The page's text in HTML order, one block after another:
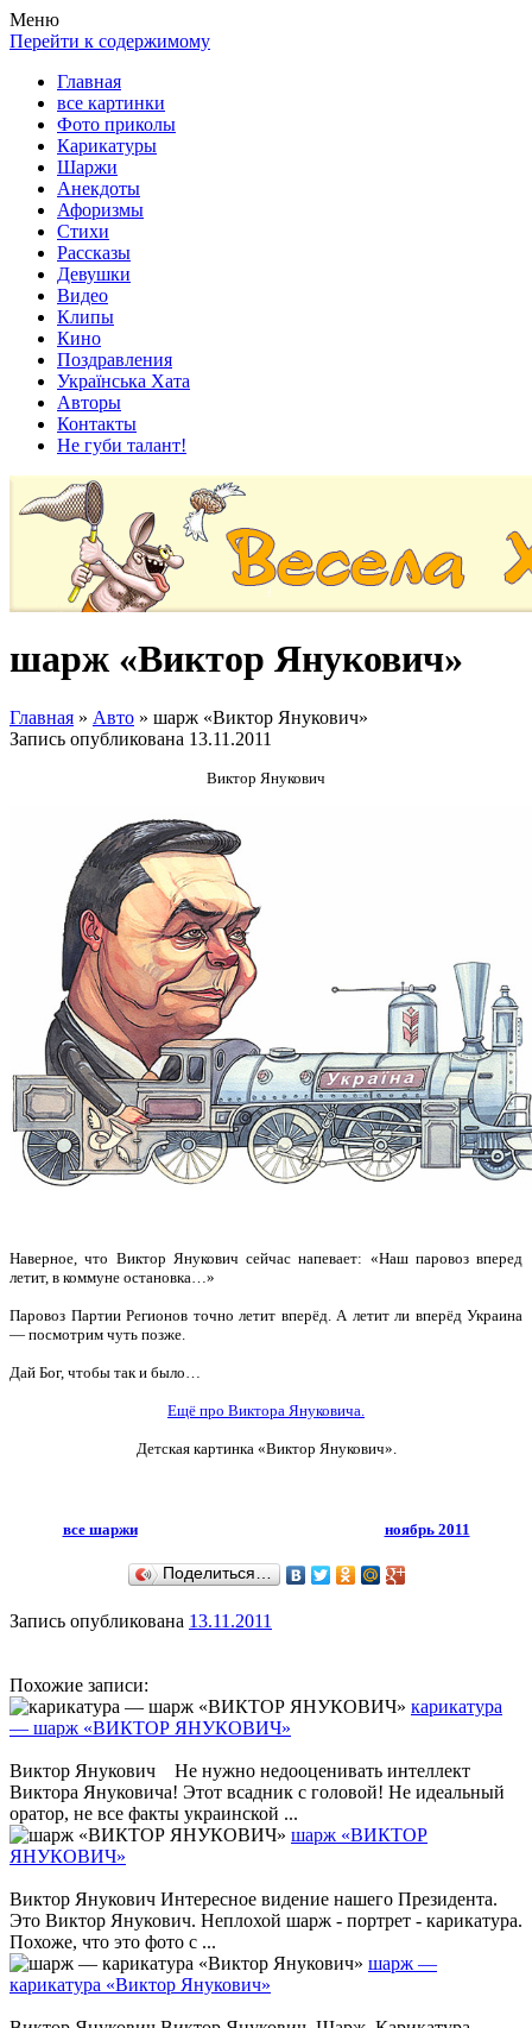
Весела хата — прикольные картинки, смешные истории,
клипы!
Покажем всем ваши фото приколы, карикатуры, шаржи, стихи,
рассказы, видео и песни!
Меню
Перейти к содержимому
Главная
все картинки
Фото приколы
Карикатуры
Шаржи
Анекдоты
Афоризмы
Стихи
Рассказы
Девушки
Видео
Клипы
Кино
Поздравления
Українська Хата
Авторы
Контакты
Не губи талант!
шарж «Виктор Янукович»
Главная » Авто » шарж «Виктор Янукович»
Запись опубликована 13.11.2011
Виктор Янукович
Наверное, что Виктор Янукович сейчас напевает: «Наш паровоз вперед
летит, в коммуне остановка…»
Паровоз Партии Регионов точно летит вперёд. А летит ли вперёд Украина
— посмотрим чуть позже.
Дай Бог, чтобы так и было…
Ещё про Виктора Януковича.
Детская картинка «Виктор Янукович».
все шаржи ноябрь 2011
Поделиться…
Запись опубликована 13.11.2011
Похожие записи:
карикатура
— шарж «ВИКТОР ЯНУКОВИЧ»
Виктор Янукович Не нужно недооценивать интеллект
Виктора Януковича! Этот всадник с головой! Не идеальный
оратор, не все факты украинской ...
шарж «ВИКТОР
ЯНУКОВИЧ»
Виктор Янукович Интересное видение нашего Президента.
Это Виктор Янукович. Неплохой шарж - портрет - карикатура.
Похоже, что это фото с ...
шарж —
карикатура «Виктор Янукович»